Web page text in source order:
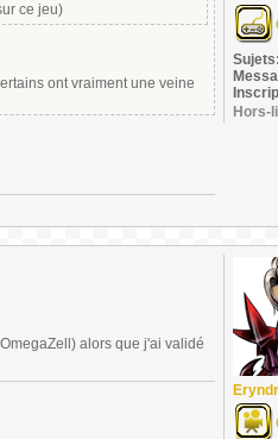
ce jeu)
ont vraiment une veine
Hors-
alors que j'ai validé